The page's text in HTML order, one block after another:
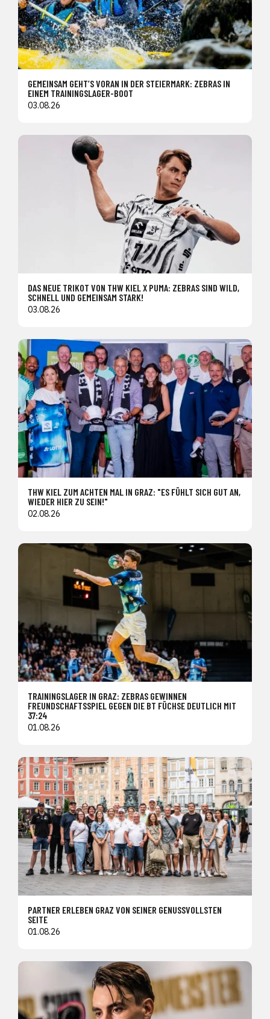
GEMEINSAM GEHT’S VORAN IN DER STEIERMARK: ZEBRAS IN
EINEM TRAININGSLAGER-BOOT
03.08.26
DAS NEUE TRIKOT VON THW KIEL X PUMA: ZEBRAS SIND WILD,
SCHNELL UND GEMEINSAM STARK!
03.08.26
THW KIEL ZUM ACHTEN MAL IN GRAZ: "ES FÜHLT SICH GUT AN,
WIEDER HIER ZU SEIN!"
02.08.26
TRAININGSLAGER IN GRAZ: ZEBRAS GEWINNEN
FREUNDSCHAFTSSPIEL GEGEN DIE BT FÜCHSE DEUTLICH MIT
37:24
01.08.26
PARTNER ERLEBEN GRAZ VON SEINER GENUSSVOLLSTEN
SEITE
01.08.26